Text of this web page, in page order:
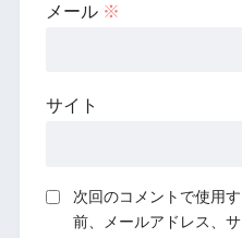
メール ※
サイト
次回のコメントで使用
前、メールアドレス、サ